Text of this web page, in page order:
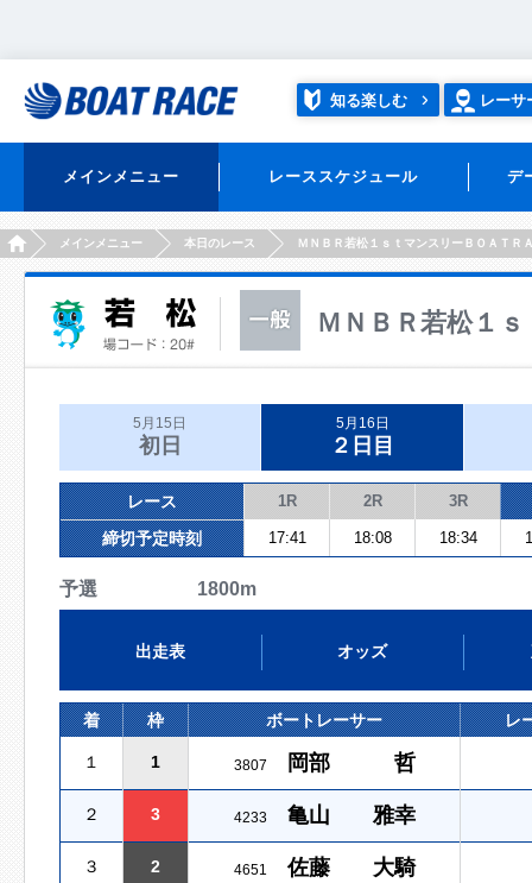
知る楽しむ レーサ
メインメニュー レーススケジュール デ
HOMEメインメニュー 本日のレース ＭＮＢＲ若松１ｓｔマンスリーＢＯＡＴＲ
ＭＮＢＲ若松１
5月15日
初日
5月16日
２日目
レース 1R 2R 3R
締切予定時刻 17:41 18:08 18:34
予選 1800m
出走表 オッズ
着 枠 ボートレーサー レ
１ 1 3807 岡部 哲
２ 3 4233 亀山 雅幸
３ 2 4651 佐藤 大騎